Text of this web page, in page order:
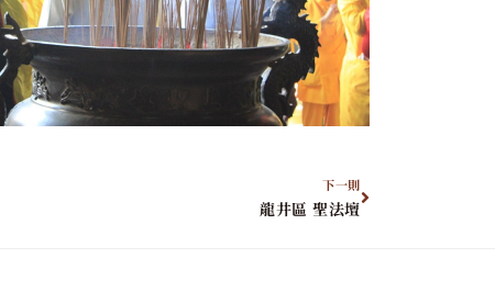
下一則
龍井區 聖法壇